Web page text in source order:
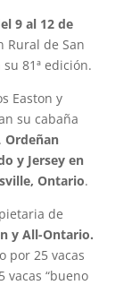
9 al 12 de
Rural de San
81ª edición.
Easton y
su cabaña
Ordeñan
y Jersey en
Ontario.
de
y All-Ontario.
por 25 vacas
vacas “bueno